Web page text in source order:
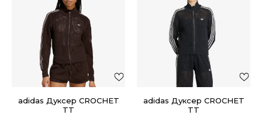
adidas Дуксер CROCHET
TT
adidas Дуксер CROCHET
TT